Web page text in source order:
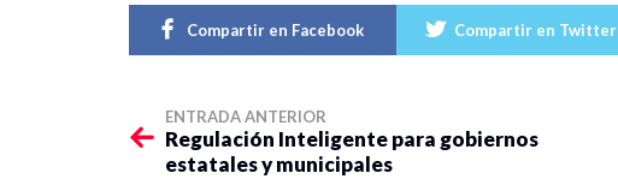
Compartir en Facebook Compartir en Twitter
ENTRADA ANTERIOR
Regulación Inteligente para gobiernos
estatales y municipales